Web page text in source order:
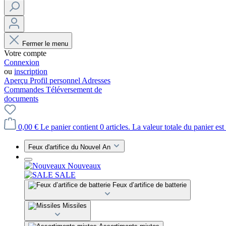
Fermer le menu
Votre compte
Connexion
ou inscription
Aperçu Profil personnel Adresses
Commandes Téléversement de
documents
0,00 € Le panier contient 0 articles. La valeur totale du panier est
Feux d'artifice du Nouvel An
Nouveaux
SALE
Feux d’artifice de batterie
Missiles